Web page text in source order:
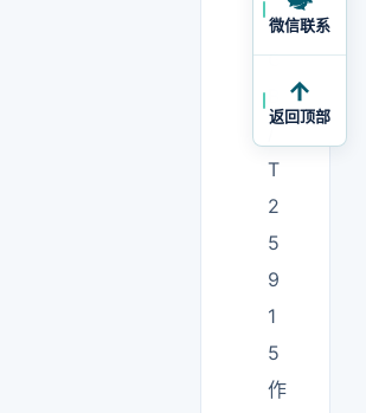
内
G
T
2
5
9
1
5
作
微信联系
返回顶部